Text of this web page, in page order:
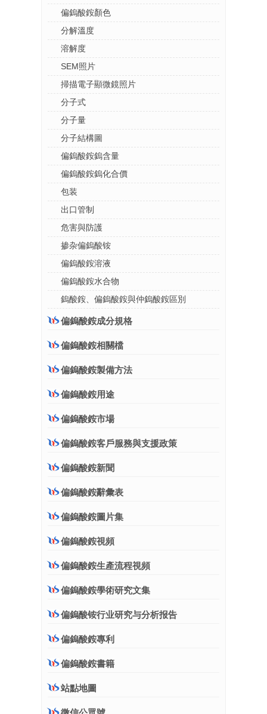
偏鎢酸銨顏色
分解溫度
溶解度
SEM照片
掃描電子顯微鏡照片
分子式
分子量
分子結構圖
偏鎢酸銨鎢含量
偏鎢酸銨鎢化合價
包装
出口管制
危害與防護
掺杂偏鎢酸铵
偏鎢酸銨溶液
偏鎢酸銨水合物
鎢酸銨、偏鎢酸銨與仲鎢酸銨區別
偏鎢酸銨成分規格
偏鎢酸銨相關檔
偏鎢酸銨製備方法
偏鎢酸銨用途
偏鎢酸銨市場
偏鎢酸銨客戶服務與支援政策
偏鎢酸銨新聞
偏鎢酸銨辭彙表
偏鎢酸銨圖片集
偏鎢酸銨視頻
偏鎢酸銨生產流程視頻
偏鎢酸銨學術研究文集
偏鎢酸铵行业研究与分析报告
偏鎢酸銨專利
偏鎢酸銨書籍
站點地圖